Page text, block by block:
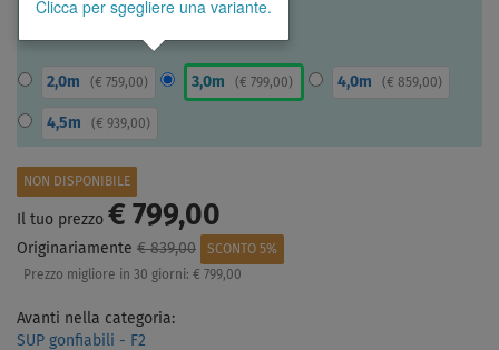
Clicca per sgegliere una variante.
2,0m ( € 759,00) 3,0m (€ 799,00) 4,0m ( € 859,00)
4,5m ( € 939,00)
NON DISPONIBILE
Il tuo prezzo € 799,00
Originariamente € 839,00
SCONTO 5%
Prezzo migliore in 30 giorni: € 799,00
Avanti nella categoria:
SUP gonfiabili - F2